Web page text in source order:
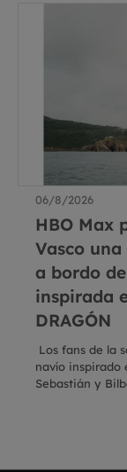
06/8/2026
HBO Max
Vasco
a bordo
inspirada
DRAGÓN
Los fans de la
navío inspirado
Sebastián y